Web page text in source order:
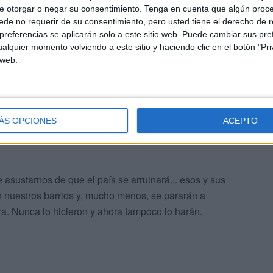
otorgar o negar su consentimiento. Tenga en cuenta que algún
no requerir de su consentimiento, pero usted tiene el derecho de
se aplicarán solo a este sitio web. Puede cambiar sus
momento volviendo a este sitio y haciendo clic en el botón
OPCIONES ACEPTO
las personas que tienen que recurrir a la caridad de
son personas que viven en nuestros barrios, en su
en la misma empresa pero no encuentran
y ellas son las personas que comenzarán a cobrar
de que el país se arruinará... esos y sus
barrios y, mucho menos, se pararán a
Nunca lo hicieron y ahora tampoco lo harán.